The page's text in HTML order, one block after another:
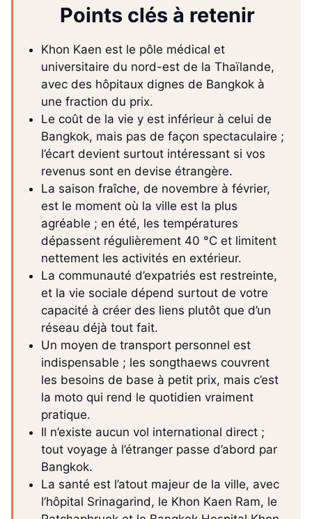
Points clés à retenir
Khon Kaen est le pôle médical et
universitaire du nord-est de la Thaïlande,
avec des hôpitaux dignes de Bangkok à
une fraction du prix.
Le coût de la vie y est inférieur à celui de
Bangkok, mais pas de façon spectaculaire ;
l’écart devient surtout intéressant si vos
revenus sont en devise étrangère.
La saison fraîche, de novembre à février,
est le moment où la ville est la plus
agréable ; en été, les températures
dépassent régulièrement 40 °C et limitent
nettement les activités en extérieur.
La communauté d’expatriés est restreinte,
et la vie sociale dépend surtout de votre
capacité à créer des liens plutôt que d’un
réseau déjà tout fait.
Un moyen de transport personnel est
indispensable ; les songthaews couvrent
les besoins de base à petit prix, mais c’est
la moto qui rend le quotidien vraiment
pratique.
Il n’existe aucun vol international direct ;
tout voyage à l’étranger passe d’abord par
Bangkok.
La santé est l’atout majeur de la ville, avec
l’hôpital Srinagarind, le Khon Kaen Ram, le